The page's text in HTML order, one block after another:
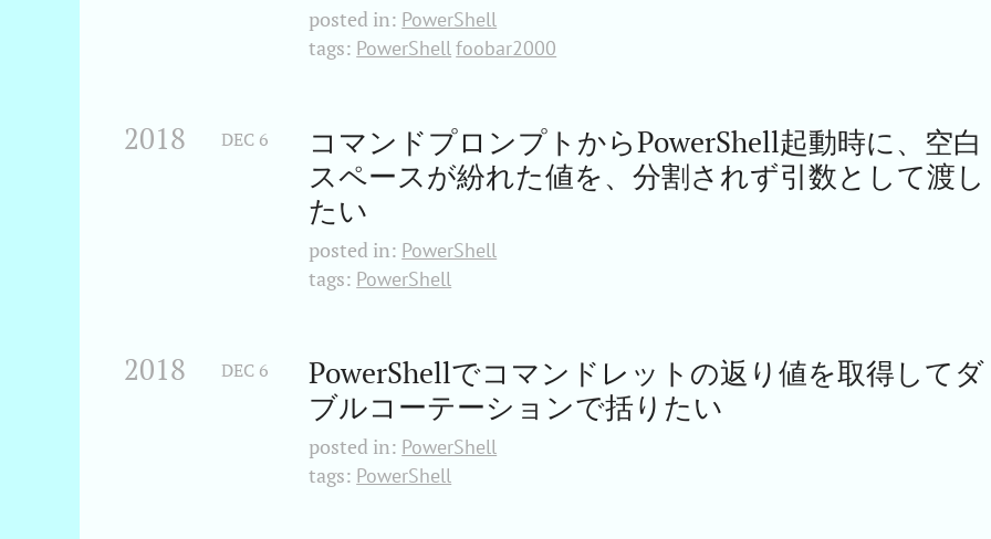
posted in: PowerShell
tags: PowerShellfoobar2000
2018
コマンドプロンプトからPowerShell起動時に、空白
スペースが紛れた値を、分割されず引数として渡し
たい
DEC 6
posted in: PowerShell
tags: PowerShell
2018
PowerShellでコマンドレットの返り値を取得してダ
ブルコーテーションで括りたい
DEC 6
posted in: PowerShell
tags: PowerShell